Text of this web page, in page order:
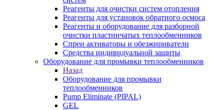
Реагенты для очистки систем отопления
Реагенты для установок обратного осмоса
Реагенты и оборудование для разборной
очистки пластинчатых теплообменников
Спреи активаторы и обезжириватели
Средства индивидуальной защиты
Оборудование для промывки теплообменников
Назад
Оборудование для промывки
теплообменников
Pump Eliminate (PIPAL)
GEL